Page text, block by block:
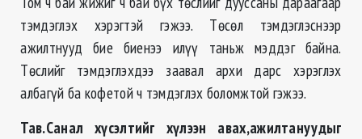
тэмдэглэх хэрэгтэй гэжээ. Төсөл тэмдэглэснээр
ажилтнууд бие биенээ илүү таньж мэддэг байна.
Төслийг тэмдэглэхдээ заавал архи дарс хэрэглэх
албагүй ба кофетой ч тэмдэглэх боломжтой гэжээ.
Тав.Санал хүсэлтийг хүлээн авах,ажилтануудыг